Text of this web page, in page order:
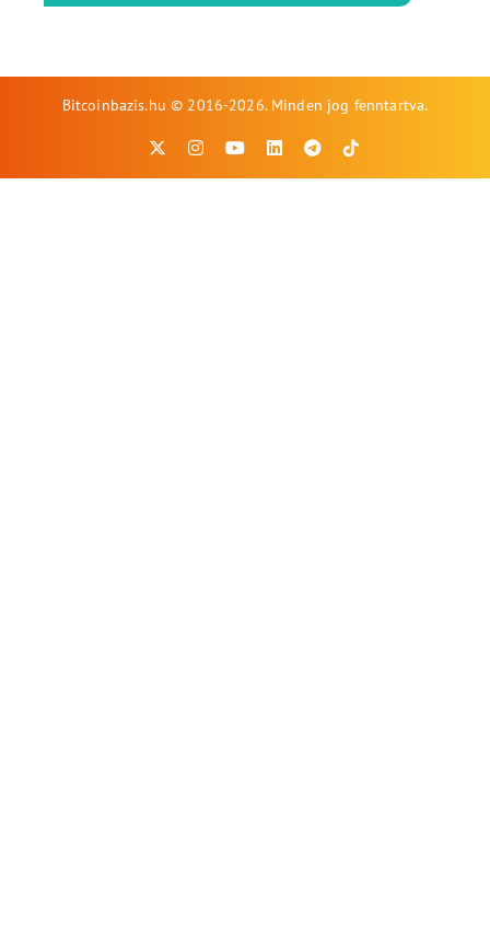
Bitcoinbazis.hu © 2016-2026. Minden jog fenntartva.